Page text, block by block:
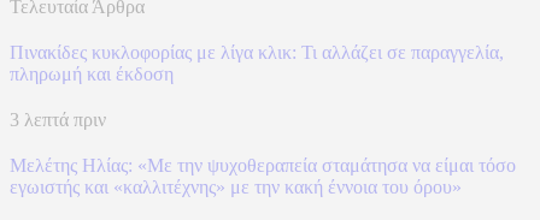
Τελευταία Άρθρα
Πινακίδες κυκλοφορίας με λίγα κλικ: Τι αλλάζει σε παραγγελία,
πληρωμή και έκδοση
3 λεπτά πριν
Μελέτης Ηλίας: «Με την ψυχοθεραπεία σταμάτησα να είμαι τόσο
εγωιστής και «καλλιτέχνης» με την κακή έννοια του όρου»